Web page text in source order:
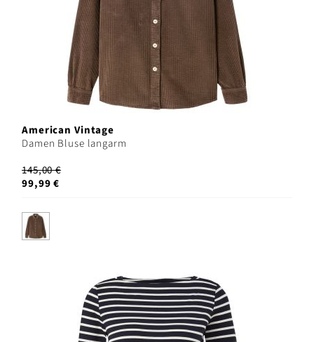
American Vintage
Damen Bluse langarm
145,00 €
99,99 €